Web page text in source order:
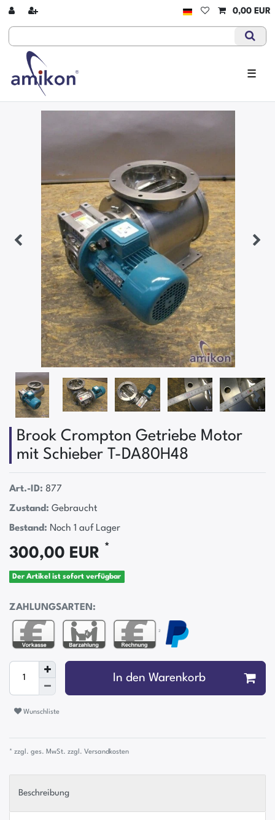
0,00 EUR
☰
Brook Crompton Getriebe Motor
mit Schieber T-DA80H48
Art.-ID: 877
Zustand: Gebraucht
Bestand: Noch 1 auf Lager
300,00 EUR *
Der Artikel ist sofort verfügbar
ZAHLUNGSARTEN:
²
In den Warenkorb
Wunschliste
* zzgl. ges. MwSt. zzgl. Versandkosten
Beschreibung